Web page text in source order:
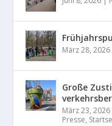
März 28, 2026
Große
März 23, 2026
Presse,